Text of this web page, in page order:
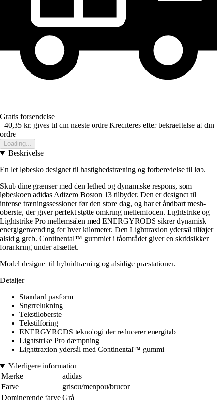
Gratis forsendelse
+40,35 kr. gives til din naeste ordre Krediteres efter bekraeftelse af din
ordre
Loading...
Beskrivelse
En let løbesko designet til hastighedstræning og forberedelse til løb.
Skub dine grænser med den lethed og dynamiske respons, som
løbeskoen adidas Adizero Boston 13 tilbyder. Den er designet til
intense træningssessioner før den store dag, og har et åndbart mesh-
oberste, der giver perfekt støtte omkring mellemfoden. Lightstrike og
Lightstrike Pro mellemsålen med ENERGYRODS sikrer dynamisk
energigenvending for hver kilometer. Den Lighttraxion ydersål tilføjer
alsidig greb. Continental™ gummiet i tåområdet giver en skridsikker
forankring under afsættet.
Model designet til hybridtræning og alsidige præstationer.
Detaljer
Standard pasform
Snørrelukning
Tekstiloberste
Tekstilforing
ENERGYRODS teknologi der reducerer energitab
Lightstrike Pro dæmpning
Lighttraxion ydersål med Continental™ gummi
Yderligere information
Mærke
adidas
Farve
grisou/menpou/brucor
Dominerende farve Grå